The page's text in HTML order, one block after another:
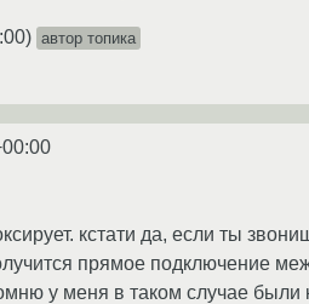
) автор топика
кстати да, если ты
прямое подключение
у меня в таком случае